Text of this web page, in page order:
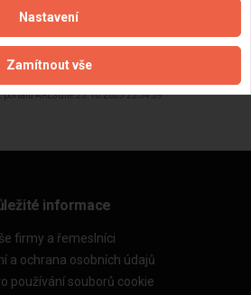
ARES dne 23.10.2025 23:34:59
informace
firmy a řemeslníci
a ochrana osobních údajů
používání souborů cookie
Nastavení
Zamítnout vše